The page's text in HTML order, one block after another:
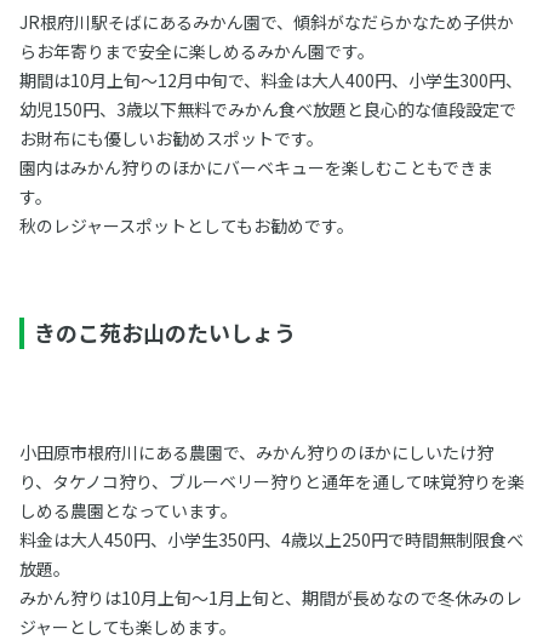
JR根府川駅そばにあるみかん園で、傾斜がなだらかなため子供か
らお年寄りまで安全に楽しめるみかん園です。
期間は10月上旬～12月中旬で、料金は大人400円、小学生300円、
幼児150円、3歳以下無料でみかん食べ放題と良心的な値段設定で
お財布にも優しいお勧めスポットです。
園内はみかん狩りのほかにバーベキューを楽しむこともできま
す。
秋のレジャースポットとしてもお勧めです。
きのこ苑お山のたいしょう
小田原市根府川にある農園で、みかん狩りのほかにしいたけ狩
り、タケノコ狩り、ブルーベリー狩りと通年を通して味覚狩りを楽
しめる農園となっています。
料金は大人450円、小学生350円、4歳以上250円で時間無制限食べ
放題。
みかん狩りは10月上旬～1月上旬と、期間が長めなので冬休みのレ
ジャーとしても楽しめます。